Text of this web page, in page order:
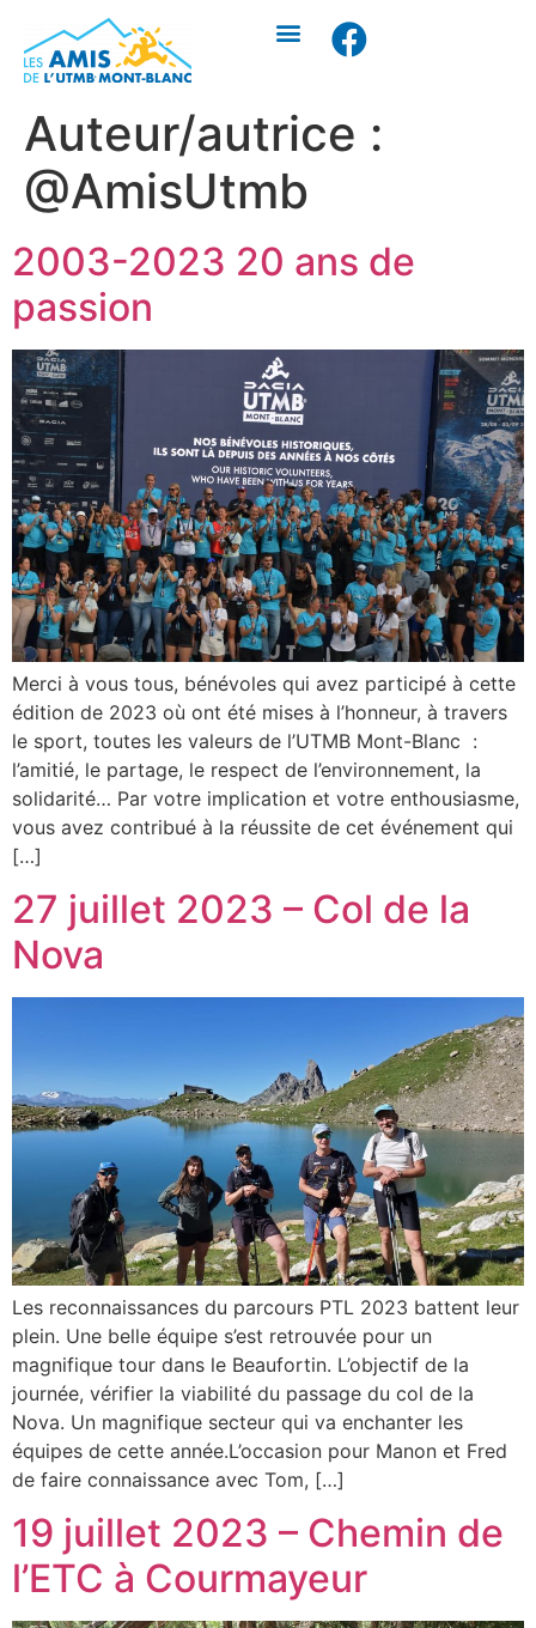
Auteur/autrice :
@AmisUtmb
2003-2023 20 ans de
passion
Merci à vous tous, bénévoles qui avez participé à cette
édition de 2023 où ont été mises à l’honneur, à travers
le sport, toutes les valeurs de l’UTMB Mont-Blanc :
l’amitié, le partage, le respect de l’environnement, la
solidarité… Par votre implication et votre enthousiasme,
vous avez contribué à la réussite de cet événement qui
[…]
27 juillet 2023 – Col de la
Nova
Les reconnaissances du parcours PTL 2023 battent leur
plein. Une belle équipe s’est retrouvée pour un
magnifique tour dans le Beaufortin. L’objectif de la
journée, vérifier la viabilité du passage du col de la
Nova. Un magnifique secteur qui va enchanter les
équipes de cette année.L’occasion pour Manon et Fred
de faire connaissance avec Tom, […]
19 juillet 2023 – Chemin de
l’ETC à Courmayeur